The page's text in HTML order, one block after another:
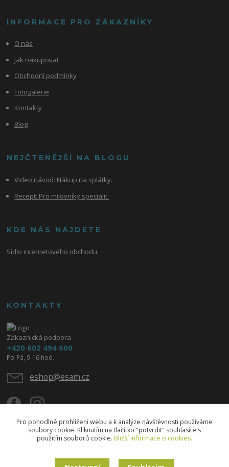
INFORMACE PRO ZÁKAZNÍKY
O nás
Jak nakupovat
Obchodní podmínky
Fotogalerie
Kontakty
Blog
NEJČTENĚJŠÍ NA BLOGU
Video návod: Nákup na splátky.
Recept: Pro milovníky specialit.
KDE NÁS NAJDETE
Sídlo internetového obchodu:
KONTAKTY
Zákaznická podpora
+420 602 494 600
Po-Pá, 9-16 hod.
eshop@esam.cz
Pro pohodlné prohlížení webu a k analýze návštěvnosti používáme
soubory cookie. Kliknutím na tlačítko "potvrdit" souhlasíte s
použitím souborů cookie. Bližší informace o cookies.